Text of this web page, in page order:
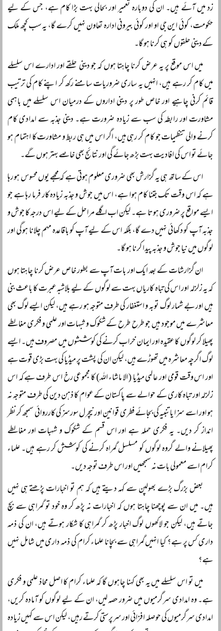
زد میں آئے ہیں۔ ان کی دوبارہ تعمیر اور بحالی بہت بڑا کام ہے، جس کے لیے
حکومت، کوئی این جی او اور کوئی بیرونی ادارہ تعاون نہیں کرے گا، یہ سب کچھ ملک
کے دینی حلقوں کو ہی کرنا ہو گا۔
میں اس موقع پر یہ عرض کرنا چاہتا ہوں کہ جو دینی حلقے اور ادارے اس سلسلے
میں کام کر رہے ہیں، انہیں یہ ساری ضروریات سامنے رکھ کر اپنے کام کی ترتیب
قائم کرنی چاہیے اور خاص طور پر دینی اداروں کے درمیان اس سلسلے میں باہمی
مشاورت اور رابطہ کی سب سے زیادہ ضرورت ہے۔ دینی جذبہ سے امدادی کام
کرنے والی تنظیمات جو کام کر رہی ہیں، اگر اس میں ہی ربط و مشاورت کا اہتمام ہو
جائے تو اس کی افادیت بہت بڑھ جائے گی اور نتائج بھی خاصے بہتر ہوں گے۔
اس کے ساتھ ہی یہ گزارش بھی ضروری معلوم ہوتی ہے کہ مجھے یوں محسوس ہو رہا
ہے کہ اس وقت تک جتنا کام ہوا ہے، اس میں جوش و جذبہ زیادہ کار فرما رہا ہے جو
ایسے مواقع پر ضروری ہوتا ہے۔ لیکن اب اگلے مراحل کے لیے اس درجہ کا جوش و
جذبہ آپ کو دکھائی نہیں دے گا، بلکہ اس کے لیے آپ کو باقاعدہ مہم چلانا ہو گی اور
لوگوں میں نیا جوش و جذبہ پیدا کرنا ہو گا۔
ان گزارشات کے بعد ایک اور بات آپ سے بطور خاص عرض کرنا چاہتا ہوں
کہ یہ زلزلہ اور اس کی تباہ کاریاں بہت سے لوگوں کے لیے بلاشبہ عبرت کا باعث بنی
ہیں اور بے شمار لوگ توبہ و استغفار کی طرف متوجہ ہو رہے ہیں، لیکن ایسے لوگ بھی
معاشرے میں موجود ہیں جو طرح طرح کے شکوک و شبہات اور علمی و فکری مغالطے
پھیلا کر لوگوں کا عقیدہ اور ایمان خراب کرنے کی کوششوں میں مصروف ہیں۔ ایسے
لوگ اگرچہ معاشرہ میں تھوڑے ہیں، لیکن ان کی پشت پر میڈیا کی بہت بڑی قوت ہے
اور اس وقت قومی اور عالمی میڈیا (الا ماشاء اللہ) کا مجموعی رخ اس طرف ہے کہ اس
زلزلہ اور تباہ کاری کے حوالے سے پاکستان کے عوام کا ذہن دین کی طرف متوجہ نہ
ہو اور اسے سزا یا تنبیہ کی بجائے فطری قوانین اور نیچرل سورسز کی کارروائی سمجھ کر نظر
انداز کر دیں۔ یہ فکری حملہ ہے اور اس قسم کے شکوک و شہبات اور مغالطے
پھیلانے والے گروہ لوگوں کو مسلسل گمراہ کرنے کی کوشش کر رہے ہیں۔ علماء
کرام اسے معمولی بات نہ سمجھیں اور اس طرف توجہ دیں۔
بعض بزرگ بڑے بھولپن سے کہہ دیتے ہیں کہ ہم تو اخبارات پڑھتے ہی نہیں
ہیں۔ میں ان سے پوچھنا چاہتا ہوں کہ اخبارات نہ پڑھ کر وہ خود تو گمراہی سے بچ
جاتے ہیں، لیکن جو لاکھوں لوگ اخبار پڑھ کر گمراہی کا شکار ہوتے ہیں، ان کی ذمہ
داری کس پر ہے؟ کیا انہیں گمراہی سے بچانا علماء کرام کی ذمہ داری میں شامل نہیں
ہے؟
میں تو اس سلسلے میں یہ بھی کہنا چاہوں گا کہ علماء کرام کا اصل محاذ علمی و فکری
ہے۔ وہ امدادی سرگرمیوں میں ضرور حصہ لیں، ان کے لیے لوگوں کو آمادہ کریں،
امدادی سرگرمیوں کی حوصلہ افزائی اور سرپرستی کرتے رہیں، لیکن اس سے کہیں زیادہ